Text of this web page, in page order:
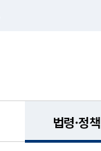
법령·정책